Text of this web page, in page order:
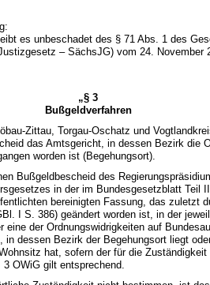
es unbeschadet des § 71 Abs. 1 des
– SächsJG) vom 24. November
„§ 3
Bußgeldverfahren
Zittau, Torgau-Oschatz und
das Amtsgericht, in dessen Bezirk die
worden ist (Begehungsort).
Bußgeldbescheid des
in der im Bundesgesetzblatt Teil
bereinigten Fassung, das zuletzt
I S. 386) geändert worden ist, in der
eine der Ordnungswidrigkeiten auf
in dessen Bezirk der Begehungsort liegt
hat, sofern der für die
OWiG gilt entsprechend.